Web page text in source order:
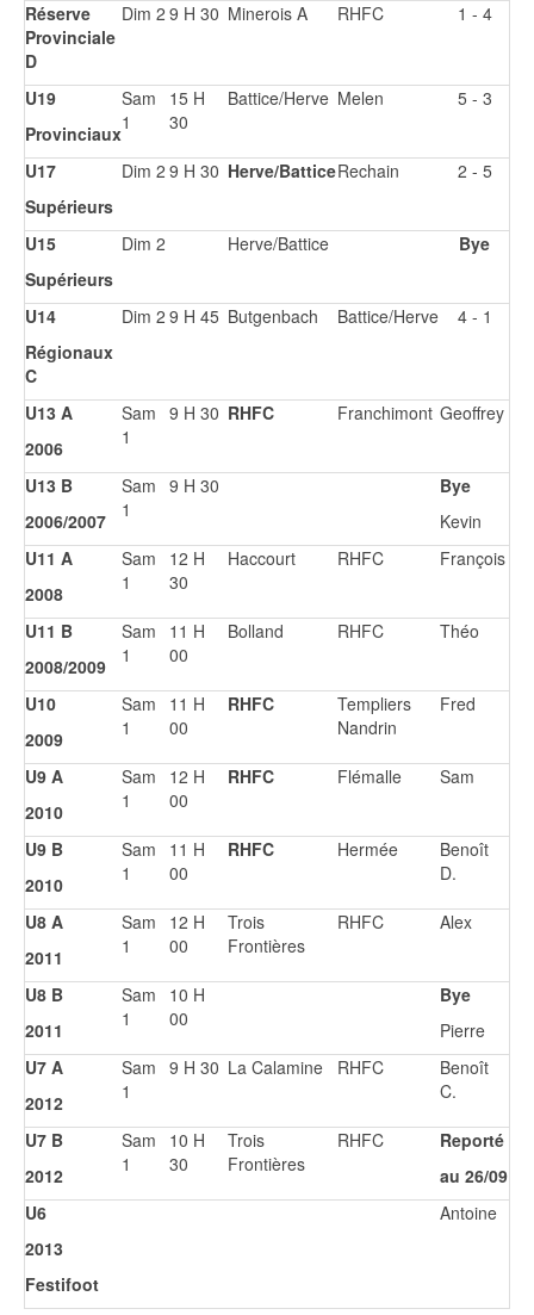
Réserve
Provinciale
D
Dim 2 9 H 30 Minerois A RHFC 1 - 4
U19
Provinciaux
Sam
1
15 H
30
Battice/Herve Melen 5 - 3
U17
Supérieurs
Dim 2 9 H 30 Herve/BatticeRechain 2 - 5
U15
Supérieurs
Dim 2 Herve/Battice Bye
U14
Régionaux
C
Dim 2 9 H 45 Butgenbach Battice/Herve 4 - 1
U13 A
2006
Sam
1
9 H 30 RHFC Franchimont Geoffrey
U13 B
2006/2007
Sam
1
9 H 30
Bye
Kevin
U11 A
2008
Sam
1
12 H
30
Haccourt RHFC François
U11 B
2008/2009
Sam
1
11 H
00
Bolland RHFC Théo
U10
2009
Sam
1
11 H
00
RHFC
Templiers
Nandrin
Fred
U9 A
2010
Sam
1
12 H
00
RHFC Flémalle Sam
U9 B
2010
Sam
1
11 H
00
RHFC Hermée
Benoît
D.
U8 A
2011
Sam
1
12 H
00
Trois
Frontières
RHFC Alex
U8 B
2011
Sam
1
10 H
00
Bye
Pierre
U7 A
2012
Sam
1
9 H 30 La Calamine RHFC
Benoît
C.
U7 B
2012
Sam
1
10 H
30
Trois
Frontières
RHFC
Reporté
au 26/09
U6
2013
Festifoot
Antoine